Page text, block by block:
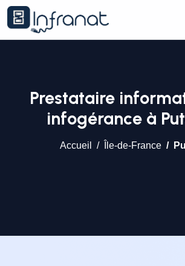
Prestataire
infogérance à
Accueil Île-de-France